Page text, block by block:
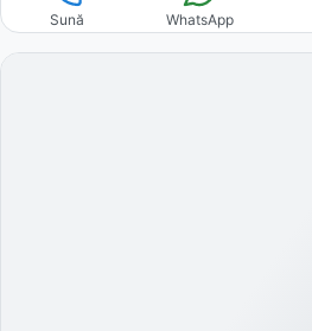
Sună WhatsApp